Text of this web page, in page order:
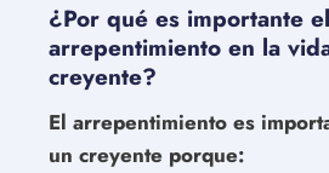
¿Por qué es importante el
arrepentimiento en la
creyente?
El arrepentimiento es
un creyente porque: